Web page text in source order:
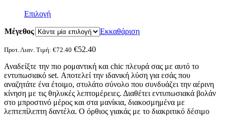
ΕπιλογήΑυτό
προϊόν
πολλαπλές
Οι
επιλογές
μπορούν
να
επιλεγούν
στη
Μέγεθος Εκκαθάριση
Προτ. Λιαν. Τιμή: €72.40 €52.40
Αναδείξτε την πιο ρομαντική και chic πλευρά σας με αυτό το
εντυπωσιακό set. Αποτελεί την ιδανική λύση για εσάς που
αναζητάτε ένα έτοιμο, στυλάτο σύνολο που συνδυάζει την αέρινη
κίνηση με τις θηλυκές λεπτομέρειες. Διαθέτει εντυπωσιακά βολάν
στο μπροστινό μέρος και στα μανίκια, διακοσμημένα με
λεπτεπίλεπτη δαντέλα. Ο όρθιος γιακάς με το διακριτικό δέσιμο